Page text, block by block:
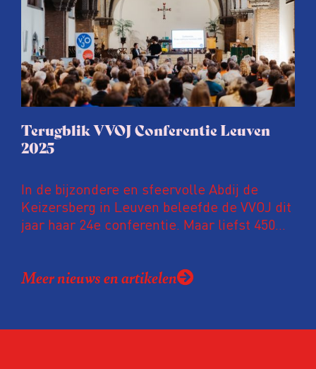
Terugblik VVOJ Conferentie Leuven
2025
In de bijzondere en sfeervolle Abdij de
Keizersberg in Leuven beleefde de VVOJ dit
jaar haar 24e conferentie. Maar liefst 450
expertise te delen en elkaar te ontmoeten.
was voor het eerst op de conferentie!
Meer nieuws en artikelen